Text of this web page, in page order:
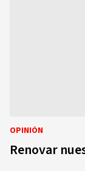
OPINIÓN
Renovar